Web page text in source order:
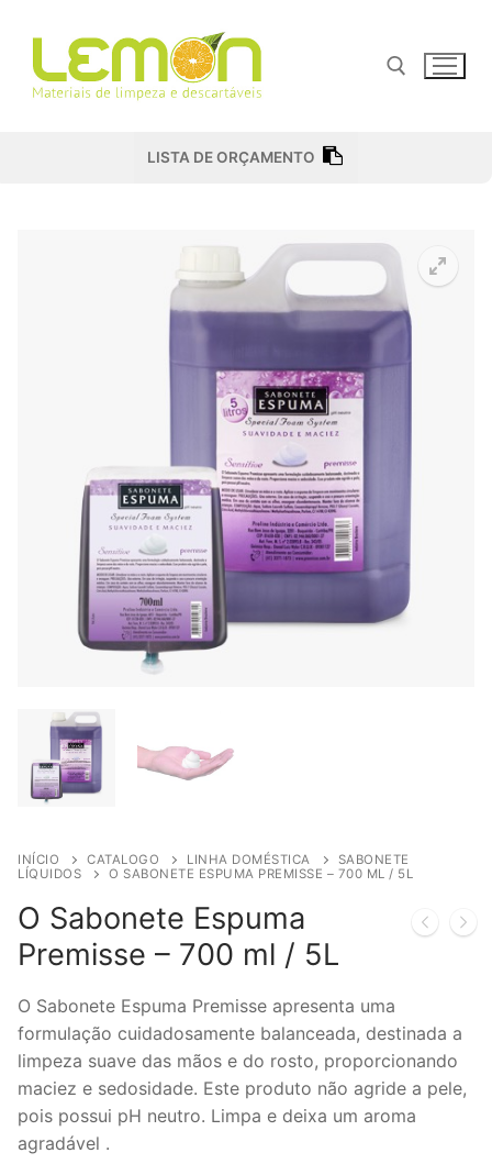
para
conteúdo
Pesquisar por:
LISTA DE ORÇAMENTO
INÍCIO CATALOGO LINHA DOMÉSTICA
SABONETE
LÍQUIDOS
O SABONETE ESPUMA PREMISSE – 700 ML / 5L
O Sabonete Espuma
Premisse – 700 ml / 5L
O Sabonete Espuma Premisse apresenta uma
formulação cuidadosamente balanceada, destinada a
limpeza suave das mãos e do rosto, proporcionando
maciez e sedosidade. Este produto não agride a pele,
pois possui pH neutro. Limpa e deixa um aroma
agradável .